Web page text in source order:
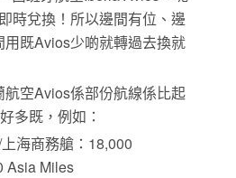
時兌換！所以邊間有位、邊
既Avios少啲就轉過去換就
空Avios係部份航線係比起
多既，例如：
海商務艙：18,000
Asia Miles